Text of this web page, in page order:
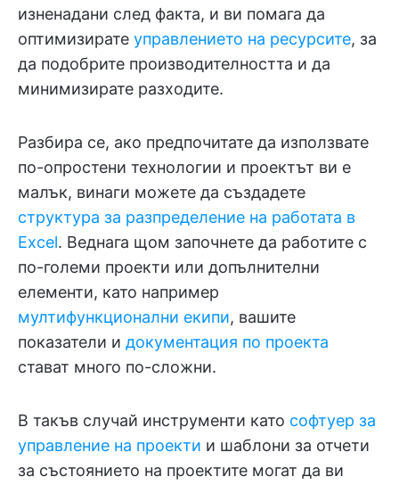
изненадани след факта, и ви помага да
оптимизирате управлението на ресурсите, за
да подобрите производителността и да
минимизирате разходите.
Разбира се, ако предпочитате да използвате
по-опростени технологии и проектът ви е
малък, винаги можете да създадете
структура за разпределение на работата в
Excel. Веднага щом започнете да работите с
по-големи проекти или допълнителни
елементи, като например
мултифункционални екипи, вашите
показатели и документация по проекта
стават много по-сложни.
В такъв случай инструменти като софтуер за
управление на проекти и шаблони за отчети
за състоянието на проектите могат да ви